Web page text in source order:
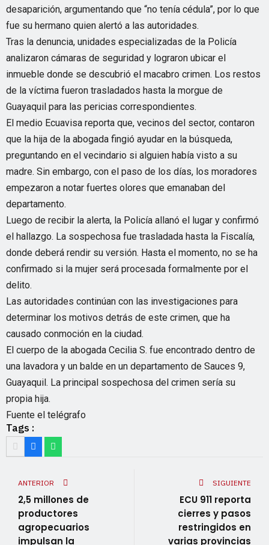
desaparición, argumentando que “no tenía cédula”, por lo que
fue su hermano quien alertó a las autoridades.
Tras la denuncia, unidades especializadas de la Policía
analizaron cámaras de seguridad y lograron ubicar el
inmueble donde se descubrió el macabro crimen. Los restos
de la víctima fueron trasladados hasta la morgue de
Guayaquil para las pericias correspondientes.
El medio Ecuavisa reporta que, vecinos del sector, contaron
que la hija de la abogada fingió ayudar en la búsqueda,
preguntando en el vecindario si alguien había visto a su
madre. Sin embargo, con el paso de los días, los moradores
empezaron a notar fuertes olores que emanaban del
departamento.
Luego de recibir la alerta, la Policía allanó el lugar y confirmó
el hallazgo. La sospechosa fue trasladada hasta la Fiscalía,
donde deberá rendir su versión. Hasta el momento, no se ha
confirmado si la mujer será procesada formalmente por el
delito.
Las autoridades continúan con las investigaciones para
determinar los motivos detrás de este crimen, que ha
causado conmoción en la ciudad.
El cuerpo de la abogada Cecilia S. fue encontrado dentro de
una lavadora y un balde en un departamento de Sauces 9,
Guayaquil. La principal sospechosa del crimen sería su
propia hija.
Fuente el telégrafo
Tags :
ANTERIOR
2,5 millones de
productores
agropecuarios
impulsan la
SIGUIENTE
ECU 911 reporta
cierres y pasos
restringidos en
varias provincias